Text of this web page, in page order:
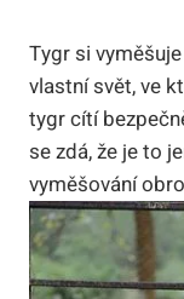
Tygr si
vlastní svět, ve
tygr cítí
se zdá, že je to
vyměšování